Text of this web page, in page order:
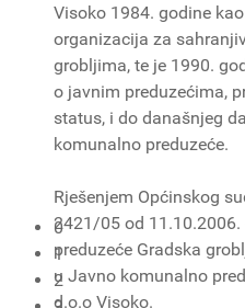
0
1
2
Visoko 1984. godine
organizacija za
grobljima, te je 1990.
o javnim preduzećima,
status, i do današnjeg
komunalno preduzeće.
Rješenjem Općinskog
2421/05 od
preduzeće Gradska
u Javno komunalno
d.o.o Visoko.